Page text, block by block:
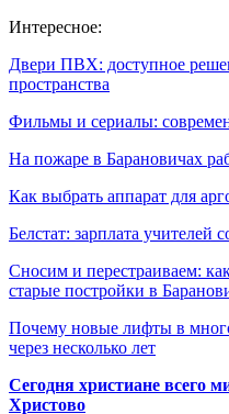
Интересное:
Двери ПВХ: доступное
пространства
Фильмы и сериалы:
На пожаре в Барановичах
Как выбрать аппарат для
Белстат: зарплата учителей
Сносим и перестраиваем:
старые постройки в
Почему новые лифты в
через несколько лет
Сегодня христиане всего
Христово